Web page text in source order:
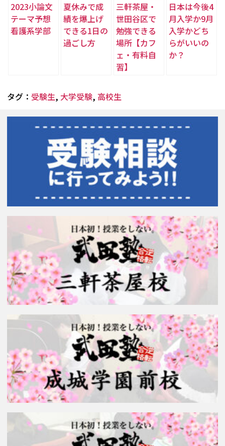
2023小論文
テーマ予想
看護系学部
夏休みで成
績を爆上げ
できる1日の
過ごし方
三軒茶屋・
世田谷区で
勉強できる
場所【カフ
ェ・有料自
習】
日本は今後4
月入学か9月
入学かどち
らがいいの
か？
タグ： 受験生, 大学受験, 高校生